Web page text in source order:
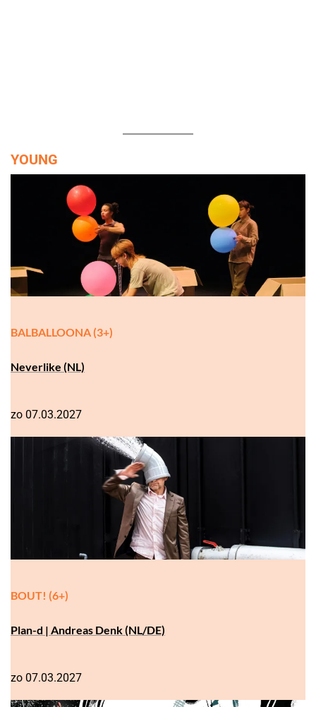
YOUNG
BALBALLOONA (3+)
Neverlike (NL)
zo 07.03.2027
BOUT! (6+)
Plan-d | Andreas Denk (NL/DE)
zo 07.03.2027